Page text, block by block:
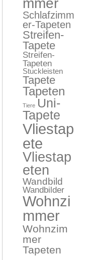
mmer
Schlafzimm
er-Tapeten
Streifen-
Tapete
Streifen-
Tapeten
Stuckleisten
Tapete
Tapeten
Tiere Uni-
Tapete
Vliestap
ete
Vliestap
eten
Wandbild
Wandbilder
Wohnzi
mmer
Wohnzim
mer
Tapeten